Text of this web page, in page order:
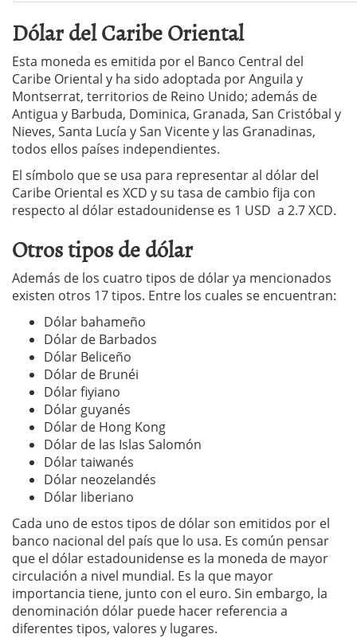
Dólar del Caribe Oriental
Esta moneda es emitida por el Banco Central del
Caribe Oriental y ha sido adoptada por Anguila y
Montserrat, territorios de Reino Unido; además de
Antigua y Barbuda, Dominica, Granada, San Cristóbal y
Nieves, Santa Lucía y San Vicente y las Granadinas,
todos ellos países independientes.
El símbolo que se usa para representar al dólar del
Caribe Oriental es XCD y su tasa de cambio fija con
respecto al dólar estadounidense es 1 USD a 2.7 XCD.
Otros tipos de dólar
Además de los cuatro tipos de dólar ya mencionados
existen otros 17 tipos. Entre los cuales se encuentran:
Dólar bahameño
Dólar de Barbados
Dólar Beliceño
Dólar de Brunéi
Dólar fiyiano
Dólar guyanés
Dólar de Hong Kong
Dólar de las Islas Salomón
Dólar taiwanés
Dólar neozelandés
Dólar liberiano
Cada uno de estos tipos de dólar son emitidos por el
banco nacional del país que lo usa. Es común pensar
que el dólar estadounidense es la moneda de mayor
circulación a nivel mundial. Es la que mayor
importancia tiene, junto con el euro. Sin embargo, la
denominación dólar puede hacer referencia a
diferentes tipos, valores y lugares.